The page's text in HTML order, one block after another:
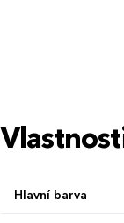
Hlavní barva